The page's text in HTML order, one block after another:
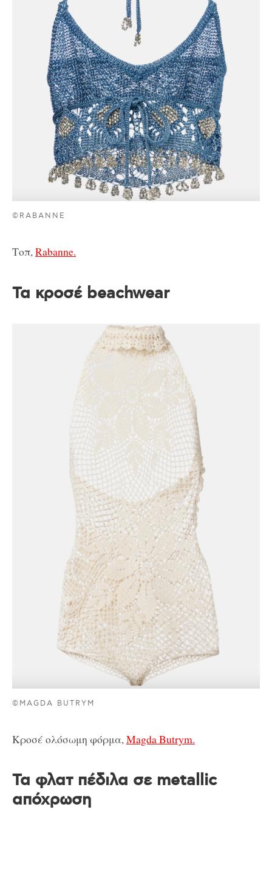
©RABANNE
Τοπ,Rabanne.
Τα κροσέ beachwear
©MAGDA BUTRYM
Κροσέ ολόσωμη φόρμα,Magda Butrym.
Τα φλατ πέδιλα σε metallic
απόχρωση